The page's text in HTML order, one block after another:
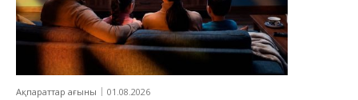
Ақпараттар ағыны 01.08.2026